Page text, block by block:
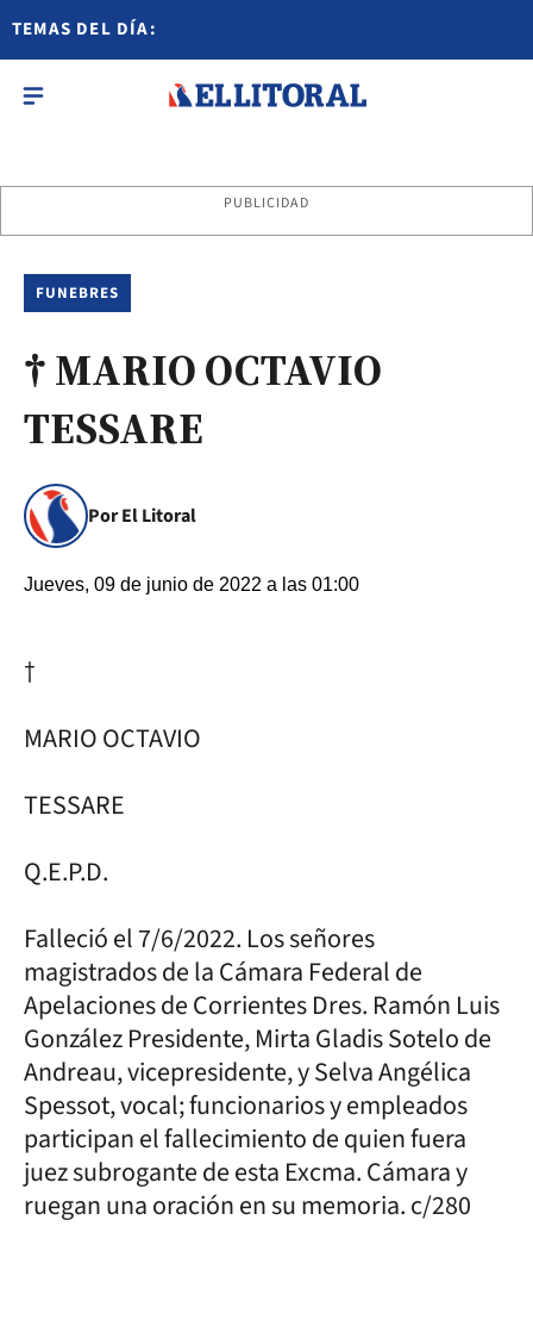
TEMAS DEL DÍA:
PUBLICIDAD
FUNEBRES
† MARIO OCTAVIO
TESSARE
Por El Litoral
Jueves, 09 de junio de 2022 a las 01:00
†
MARIO OCTAVIO
TESSARE
Q.E.P.D.
Falleció el 7/6/2022. Los señores
magistrados de la Cámara Federal de
Apelaciones de Corrientes Dres. Ramón Luis
González Presidente, Mirta Gladis Sotelo de
Andreau, vicepresidente, y Selva Angélica
Spessot, vocal; funcionarios y empleados
participan el fallecimiento de quien fuera
juez subrogante de esta Excma. Cámara y
ruegan una oración en su memoria. c/280